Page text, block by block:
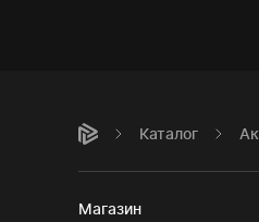
Каталог
Магазин